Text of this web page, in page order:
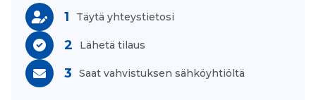
1 Täytä yhteystietosi
2 Lähetä tilaus
3 Saat vahvistuksen sähköyhtiöltä